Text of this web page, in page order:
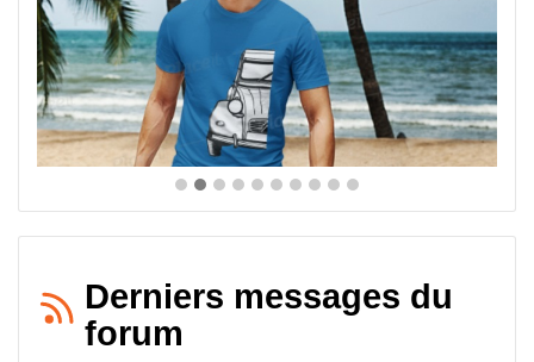
Derniers messages du
forum